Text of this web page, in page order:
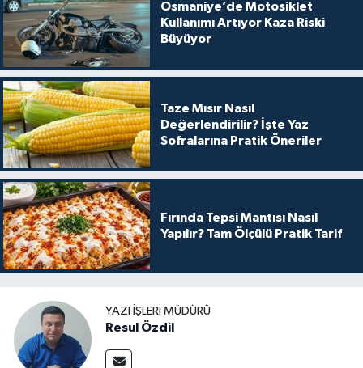
Osmaniye’de Motosiklet
Kullanımı Artıyor Kaza Riski
Büyüyor
Taze Mısır Nasıl
Değerlendirilir? İşte Yaz
Sofralarına Pratik Öneriler
Fırında Tepsi Mantısı Nasıl
Yapılır? Tam Ölçülü Pratik Tarif
YAZI İŞLERI MÜDÜRÜ
Resul Özdil